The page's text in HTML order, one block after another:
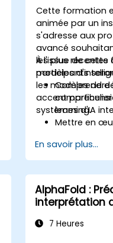
pour
modèles
Visualiser et
des
d'images.
Cette formation
animée par un
s'adresse aux
avancé
les plus récentes
modèles
les modèles de
accent
systèmes d'IA
À l'issue de cette
participants
Comprendre
learning.
Mettre en
réseaux
Interpréter
modèles de
Évaluer les
En savoir plus...
AlphaFold :
interprétation
7 Heures